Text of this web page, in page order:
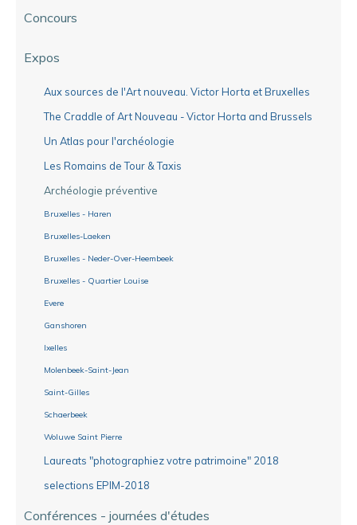
Concours
Expos
Aux sources de l'Art nouveau. Victor Horta et Bruxelles
The Craddle of Art Nouveau - Victor Horta and Brussels
Un Atlas pour l'archéologie
Les Romains de Tour & Taxis
Archéologie préventive
Bruxelles - Haren
Bruxelles-Laeken
Bruxelles - Neder-Over-Heembeek
Bruxelles - Quartier Louise
Evere
Ganshoren
Ixelles
Molenbeek-Saint-Jean
Saint-Gilles
Schaerbeek
Woluwe Saint Pierre
Laureats "photographiez votre patrimoine" 2018
selections EPIM-2018
Conférences - journées d'études